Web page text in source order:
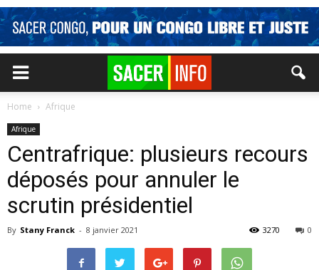
Home Afrique
Afrique
Centrafrique: plusieurs recours
déposés pour annuler le
scrutin présidentiel
By Stany Franck - 8 janvier 2021 0
3270